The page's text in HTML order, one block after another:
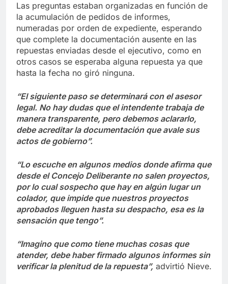
Las preguntas estaban organizadas en función de
la acumulación de pedidos de informes,
numeradas por orden de expediente, esperando
que complete la documentación ausente en las
repuestas enviadas desde el ejecutivo, como en
otros casos se esperaba alguna repuesta ya que
hasta la fecha no giró ninguna.
“El siguiente paso se determinará con el asesor
legal. No hay dudas que el intendente trabaja de
manera transparente, pero debemos aclararlo,
debe acreditar la documentación que avale sus
actos de gobierno”.
“Lo escuche en algunos medios donde afirma que
desde el Concejo Deliberante no salen proyectos,
por lo cual sospecho que hay en algún lugar un
colador, que impide que nuestros proyectos
aprobados lleguen hasta su despacho, esa es la
sensación que tengo”.
“Imagino que como tiene muchas cosas que
atender, debe haber firmado algunos informes sin
verificar la plenitud de la repuesta”, advirtió Nieve.